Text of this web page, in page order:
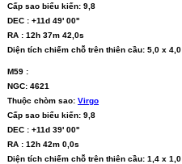
Cấp sao biểu kiến: 9,8
DEC : +11d 49' 00''
RA : 12h 37m 42,0s
Diện tích chiếm chỗ trên thiên cầu: 5,0 x 4,0
M59 :
NGC: 4621
Thuộc chòm sao: Virgo
Cấp sao biểu kiến: 9,8
DEC : +11d 39' 00''
RA : 12h 42m 0,0s
Diện tích chiếm chỗ trên thiên cầu: 1,4 x 1,0